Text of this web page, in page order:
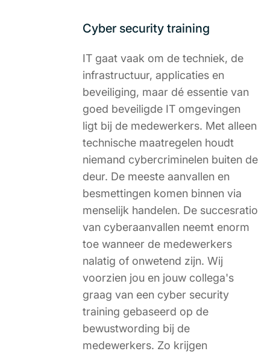
Cyber security training
IT gaat vaak om de techniek, de
infrastructuur, applicaties en
beveiliging, maar dé essentie van
goed beveiligde IT omgevingen
ligt bij de medewerkers. Met alleen
technische maatregelen houdt
niemand cybercriminelen buiten de
deur. De meeste aanvallen en
besmettingen komen binnen via
menselijk handelen. De succesratio
van cyberaanvallen neemt enorm
toe wanneer de medewerkers
nalatig of onwetend zijn. Wij
voorzien jou en jouw collega's
graag van een cyber security
training gebaseerd op de
bewustwording bij de
medewerkers. Zo krijgen